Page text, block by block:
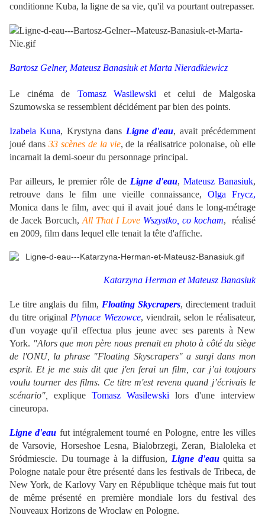
conditionne Kuba, la ligne de sa vie, qu'il va pourtant outrepasser.
Bartosz Gelner, Mateusz Banasiuk et Marta Nieradkiewicz
Le cinéma de Tomasz Wasilewski et celui de Malgoska
Szumowska se ressemblent décidément par bien des points.
Izabela Kuna, Krystyna dans Ligne d'eau, avait précédemment
joué dans 33 scènes de la vie, de la réalisatrice polonaise, où elle
incarnait la demi-soeur du personnage principal.
Par ailleurs, le premier rôle de Ligne d'eau, Mateusz Banasiuk,
retrouve dans le film une vieille connaissance, Olga Frycz,
Monica dans le film, avec qui il avait joué dans le long-métrage
de Jacek Borcuch, All That I Love Wszystko, co kocham, réalisé
en 2009, film dans lequel elle tenait la tête d'affiche.
Katarzyna Herman et Mateusz Banasiuk
Le titre anglais du film, Floating Skycrapers, directement traduit
du titre original Plynace Wiezowce, viendrait, selon le réalisateur,
d'un voyage qu'il effectua plus jeune avec ses parents à New
York. "Alors que mon père nous prenait en photo à côté du siège
de l'ONU, la phrase "Floating Skyscrapers" a surgi dans mon
esprit. Et je me suis dit que j'en ferai un film, car j’ai toujours
voulu tourner des films. Ce titre m'est revenu quand j’écrivais le
scénario",
explique Tomasz Wasilewski lors d'une interview
cineuropa.
Ligne d'eau fut intégralement tourné en Pologne, entre les villes
de Varsovie, Horseshoe Lesna, Bialobrzegi, Zeran, Bialoleka et
Sródmiescie. Du tournage à la diffusion, Ligne d'eauquitta sa
Pologne natale pour être présenté dans les festivals de Tribeca, de
New York, de Karlovy Vary en République tchèque mais fut tout
de même présenté en première mondiale lors du festival des
Nouveaux Horizons de Wroclaw en Pologne.